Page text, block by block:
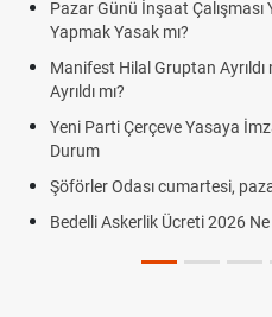
Pazar Günü İnşaat Çalışması
Yapmak Yasak mı?
Manifest Hilal Gruptan
Ayrıldı mı?
Yeni Parti Çerçeve Yasaya
Durum
Şöförler Odası cumartesi,
Bedelli Askerlik Ücreti 2026